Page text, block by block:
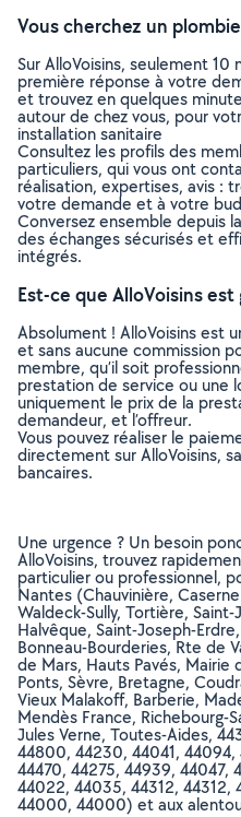
Vous cherchez un
Sur AlloVoisins, seulement
première réponse à votre
et trouvez en quelques
autour de chez vous, pour
installation sanitaire
Consultez les profils des
particuliers, qui vous ont
réalisation, expertises, avis :
votre demande et à votre
Conversez ensemble depuis
des échanges sécurisés et
intégrés.
Est-ce que AlloVoisins
Absolument ! AlloVoisins est
et sans aucune commission
membre, qu’il soit
prestation de service ou une
uniquement le prix de la
demandeur, et l’offreur.
Vous pouvez réaliser le
directement sur AlloVoisins,
bancaires.
Une urgence ? Un besoin
AlloVoisins, trouvez
particulier ou professionnel,
Nantes (Chauvinière,
Waldeck-Sully, Tortière,
Halvêque, Saint-Joseph-
Bonneau-Bourderies, Rte de
de Mars, Hauts Pavés, Mairie
Ponts, Sèvre, Bretagne,
Vieux Malakoff, Barberie,
Mendès France, Richebourg-
Jules Verne, Toutes-Aides,
44800, 44230, 44041,
44470, 44275, 44939, 44047,
44022, 44035, 44312, 44312,
44000, 44000) et aux